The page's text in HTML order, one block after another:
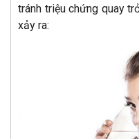
tránh triệu chứng quay
xảy ra: